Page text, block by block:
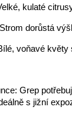
kulaté
dorůstá
voňavé květy
Grep
s jižní